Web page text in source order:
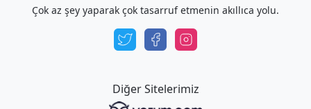
Çok az şey yaparak çok tasarruf etmenin akıllıca yolu.
Diğer Sitelerimiz